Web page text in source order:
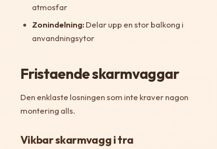
atmosfar
Zonindelning:Delar upp en stor balkong i
anvandningsytor
Fristaende skarmvaggar
Den enklaste losningen som inte kraver nagon
montering alls.
Vikbar skarmvagg i tra